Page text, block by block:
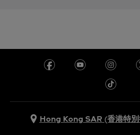
Hong Kong SAR (香港特別